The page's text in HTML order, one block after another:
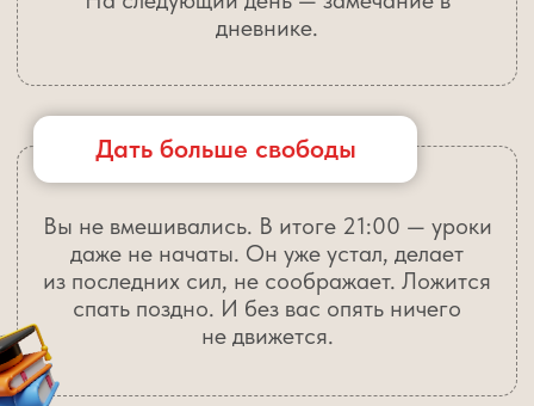
Терпели, объясняли. Говорили мягко, не
кричали. Он тянет время, отвлекается, не
У НАСЕСТЬ РЕШЕНИЕ
5 дней = 5 секретов
самостоятельной и лёгкой учёбы.
С этими проблемами сталкивается
более 80% родителей.